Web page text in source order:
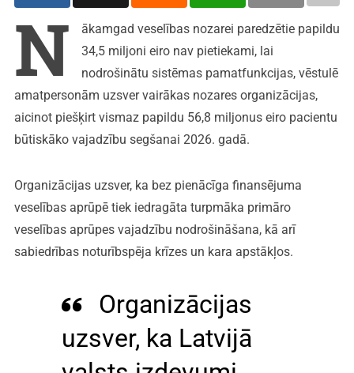
N
ākamgad veselības nozarei paredzētie papildu
34,5 miljoni eiro nav pietiekami, lai
nodrošinātu sistēmas pamatfunkcijas, vēstulē
amatpersonām uzsver vairākas nozares organizācijas,
aicinot piešķirt vismaz papildu 56,8 miljonus eiro pacientu
būtiskāko vajadzību segšanai 2026. gadā.
Organizācijas uzsver, ka bez pienācīga finansējuma
veselības aprūpē tiek iedragāta turpmāka primāro
veselības aprūpes vajadzību nodrošināšana, kā arī
sabiedrības noturībspēja krīzes un kara apstākļos.
Organizācijas
uzsver, ka Latvijā